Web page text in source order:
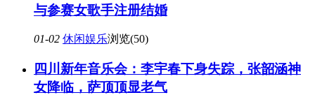
与参赛女歌手注册结婚
01-02 休闲娱乐浏览(50)
四川新年音乐会：李宇春下身失踪，张韶涵神
女降临，萨顶顶显老气